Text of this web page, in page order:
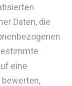
Daten, die
eine